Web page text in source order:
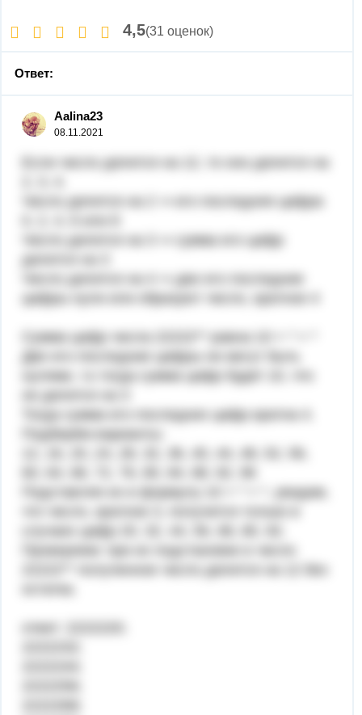
4,5(31 оценок)
Ответ:
Aalina23
08.11.2021
Если число делится на 12, то оно делится на
Число делится на 2 ⇒ его последняя цифра
Число делится на 3 ⇒ сумма его цифр
Число делится на 4 ⇒ две его последние
Сумма цифр числа 22222** равна 10 + * + *
нулями, т.к тогда сумма цифр будет 10, что
Тогда сумма его последних цифр кратна 4.
Подставляя их в формулу 10 + * + *, увидим,
Проверяем: при их подстановке в число